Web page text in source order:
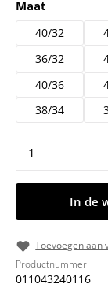
Selecteer
Maat
40/32
36/32
40/36
38/34
In de
Toevoegen aan
Productnummer:
011043240116